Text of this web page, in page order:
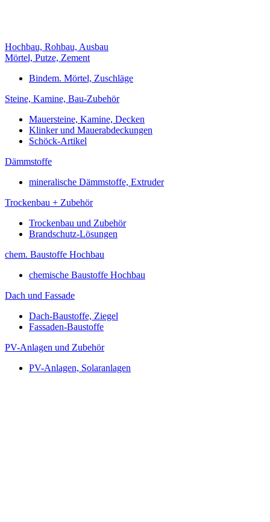
Hochbau, Rohbau, Ausbau
Mörtel, Putze, Zement
Bindem. Mörtel, Zuschläge
Steine, Kamine, Bau-Zubehör
Mauersteine, Kamine, Decken
Klinker und Mauerabdeckungen
Schöck-Artikel
Dämmstoffe
mineralische Dämmstoffe, Extruder
Trockenbau + Zubehör
Trockenbau und Zubehör
Brandschutz-Lösungen
chem. Baustoffe Hochbau
chemische Baustoffe Hochbau
Dach und Fassade
Dach-Baustoffe, Ziegel
Fassaden-Baustoffe
PV-Anlagen und Zubehör
PV-Anlagen, Solaranlagen